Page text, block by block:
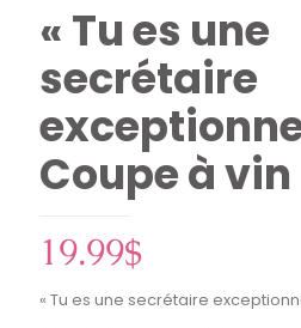
« Tu es une
secrétaire
Coupe à vin
19.99$
« Tu es une secrétaire